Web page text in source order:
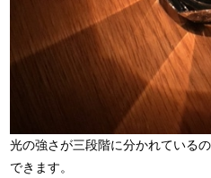
光の強さが三段階に分かれている
できます。